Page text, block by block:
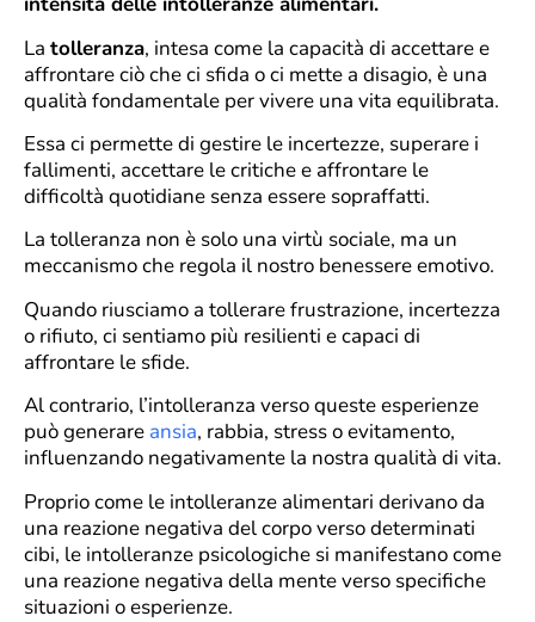
La tolleranza, intesa come la capacità di accettare e
affrontare ciò che ci sfida o ci mette a disagio, è una
qualità fondamentale per vivere una vita equilibrata.
Essa ci permette di gestire le incertezze, superare i
fallimenti, accettare le critiche e affrontare le
difficoltà quotidiane senza essere sopraffatti.
La tolleranza non è solo una virtù sociale, ma un
meccanismo che regola il nostro benessere emotivo.
Quando riusciamo a tollerare frustrazione, incertezza
o rifiuto, ci sentiamo più resilienti e capaci di
affrontare le sfide.
Al contrario, l’intolleranza verso queste esperienze
può generare ansia, rabbia, stress o evitamento,
influenzando negativamente la nostra qualità di vita.
Proprio come le intolleranze alimentari derivano da
una reazione negativa del corpo verso determinati
cibi, le intolleranze psicologiche si manifestano come
una reazione negativa della mente verso specifiche
situazioni o esperienze.